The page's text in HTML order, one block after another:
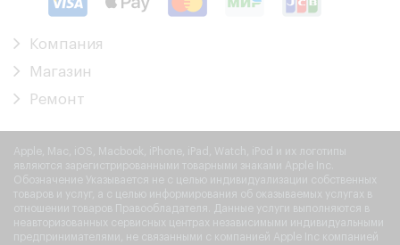
Компания
Магазин
Ремонт
Apple, Mac, iOS, Macbook, iPhone, iPad, Watch, iPod и их логотипы
являются зарегистрированными товарными знаками Apple Inc.
Обозначение Указывается не с целью индивидуализации собственных
товаров и услуг, а с целью информирования об оказываемых услугах в
отношении товаров Правообладателя. Данные услуги выполняются в
неавторизованных сервисных центрах независимыми индивидуальными
предпринимателями, не связанными с компанией Apple Inc компанией